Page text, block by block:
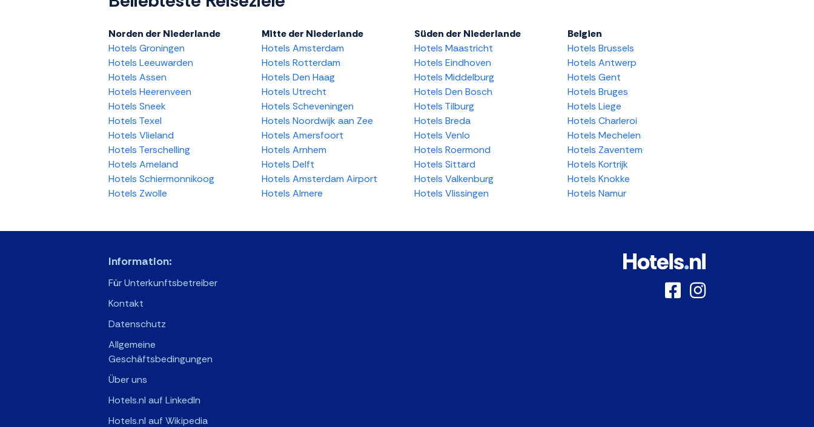
Norden der Niederlande
Hotels Groningen
Hotels Leeuwarden
Hotels Assen
Hotels Heerenveen
Hotels Sneek
Hotels Texel
Hotels Vlieland
Hotels Terschelling
Hotels Ameland
Hotels Schiermonnikoog
Hotels Zwolle
Mitte der Niederlande
Hotels Amsterdam
Hotels Rotterdam
Hotels Den Haag
Hotels Utrecht
Hotels Scheveningen
Hotels Noordwijk aan Zee
Hotels Amersfoort
Hotels Arnhem
Hotels Delft
Hotels Amsterdam Airport
Hotels Almere
Süden der Niederlande
Hotels Maastricht
Hotels Eindhoven
Hotels Middelburg
Hotels Den Bosch
Hotels Tilburg
Hotels Breda
Hotels Venlo
Hotels Roermond
Hotels Sittard
Hotels Valkenburg
Hotels Vlissingen
Belgien
Hotels Brussels
Hotels Antwerp
Hotels Gent
Hotels Bruges
Hotels Liege
Hotels Charleroi
Hotels Mechelen
Hotels Zaventem
Hotels Kortrijk
Hotels Knokke
Hotels Namur
Information:
Für Unterkunftsbetreiber
Kontakt
Datenschutz
Allgemeine
Geschäftsbedingungen
Über uns
Hotels.nl auf LinkedIn
Hotels.nl auf Wikipedia